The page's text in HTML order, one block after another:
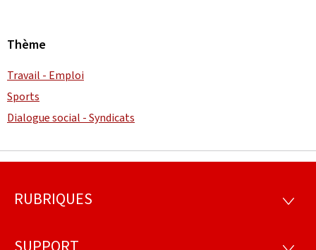
Thème
Travail - Emploi
Sports
Dialogue social - Syndicats
Pied
RUBRIQUES
SUPPORT